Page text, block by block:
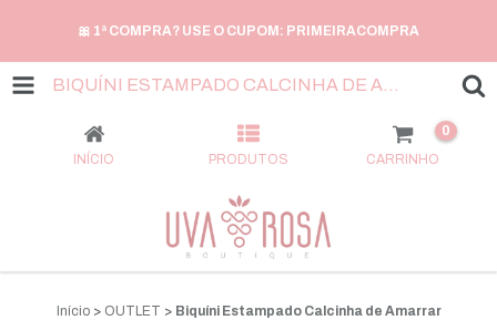
🎀 1ª COMPRA? USE O CUPOM: PRIMEIRACOMPRA
INÍCIO PRODUTOS CARRINHO
0
Início > OUTLET > Biquíni Estampado Calcinha de Amarrar